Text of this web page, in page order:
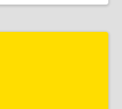
г, Ленина